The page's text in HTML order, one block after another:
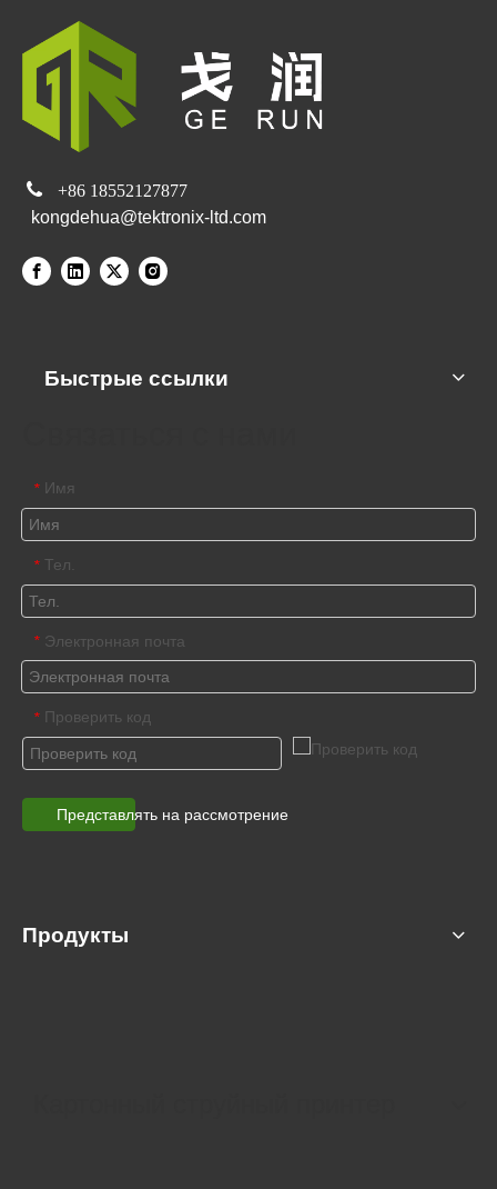
 +86 18552127877
kongdehua@tektronix-ltd.com
Быстрые ссылки
* Имя
* Тел.
* Электронная почта
* Проверить код
Представлять на рассмотрение
Продукты